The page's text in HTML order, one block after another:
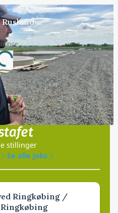
med
stillinger
Se alle jobs
Ringkøbing /